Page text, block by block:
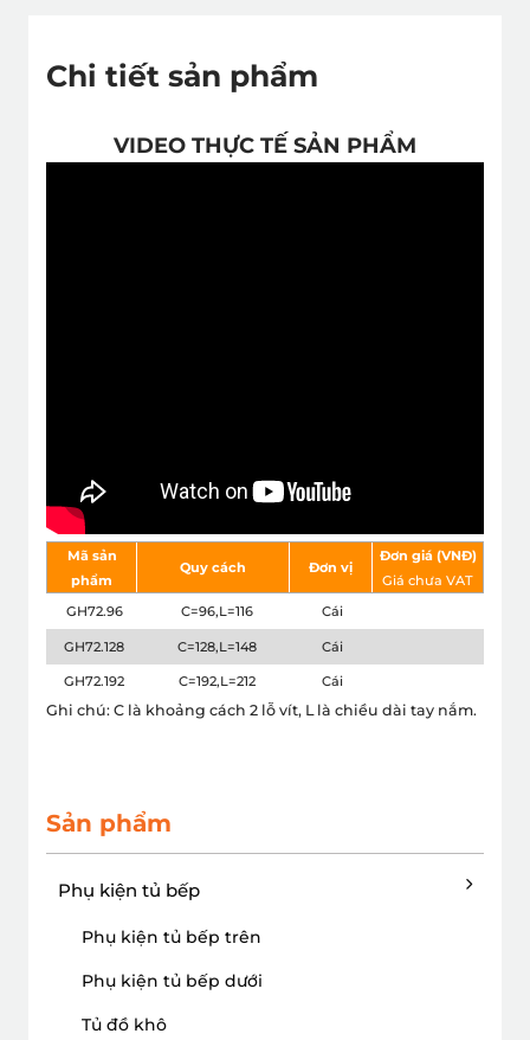
Chi tiết sản phẩm
VIDEO THỰC TẾ SẢN PHẨM
Mã sản
phẩm
Quy cách Đơn vị
Đơn giá (VNÐ)
Giá chưa VAT
GH72.96
C=96,L=116 Cái
GH72.128 C=128,L=148 Cái
GH72.192 C=192,L=212 Cái
Ghi chú: C là khoảng cách 2 lỗ vít, L là chiều dài tay nắm.
Sản phẩm
Phụ kiện tủ bếp
Phụ kiện tủ bếp trên
Phụ kiện tủ bếp dưới
Tủ đồ khô